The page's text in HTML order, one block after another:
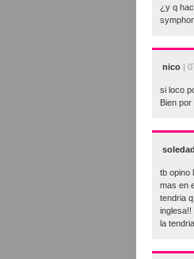
¿y q
nico |
si loco
Bien por
soledad
tb opino
mas en
tendria
inglesa!!
la